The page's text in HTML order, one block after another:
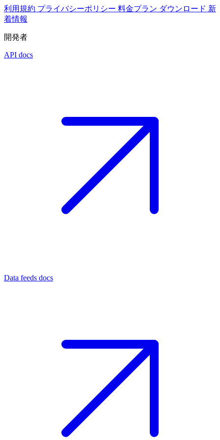
利用規約 プライバシーポリシー 料金プラン ダウンロード 新
着情報
開発者
API docs
Data feeds docs